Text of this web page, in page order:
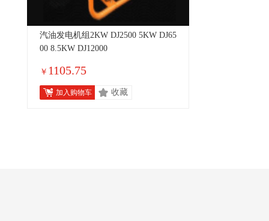
汽油发电机组2KW DJ2500 5KW DJ65
00 8.5KW DJ12000
￥ 1105.75
加入购物车 收藏